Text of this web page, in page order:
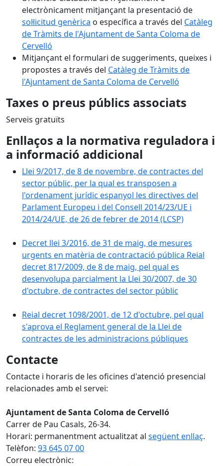
electrònicament mitjançant la presentació de
sol·licitud genèrica o específica a través del Catàleg
de Tràmits de l'Ajuntament de Santa Coloma de
Cervelló
Mitjançant el formulari de suggeriments, queixes i
propostes a través del Catàleg de Tràmits de
l'Ajuntament de Santa Coloma de Cervelló
Taxes o preus públics associats
Serveis gratuïts
Enllaços a la normativa reguladora i
a informació addicional
Llei 9/2017, de 8 de novembre, de contractes del
sector públic, per la qual es transposen a
l'ordenament jurídic espanyol les directives del
Parlament Europeu i del Consell 2014/23/UE i
2014/24/UE, de 26 de febrer de 2014 (LCSP)
Decret llei 3/2016, de 31 de maig, de mesures
urgents en matèria de contractació pública Reial
decret 817/2009, de 8 de maig, pel qual es
desenvolupa parcialment la Llei 30/2007, de 30
d'octubre, de contractes del sector públic
Reial decret 1098/2001, de 12 d'octubre, pel qual
s'aprova el Reglament general de la Llei de
contractes de les administracions públiques
Contacte
Contacte i horaris de les oficines d'atenció presencial
relacionades amb el servei:
Ajuntament de Santa Coloma de Cervelló
Carrer de Pau Casals, 26-34.
Horari: permanentment actualitzat al següent enllaç.
Telèfon: 93 645 07 00
Correu electrònic: